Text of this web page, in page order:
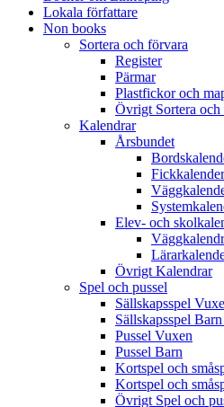
Lokala författare
Non books
Sortera och förvara
Register
Pärmar
Plastfickor och
Övrigt Sortera och
Kalendrar
Årsbundet
Fickkalender
Elev- och
Övrigt Kalendrar
Spel och pussel
Sällskapsspel
Sällskapsspel
Pussel Vuxen
Pussel Barn
Kortspel och
Kortspel och
Övrigt Spel och